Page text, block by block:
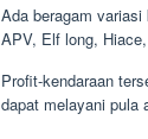
Ada beragam
APV, Elf long,
Profit-kendaraan
dapat melayani pula